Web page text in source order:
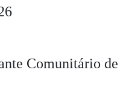
Comunitário de